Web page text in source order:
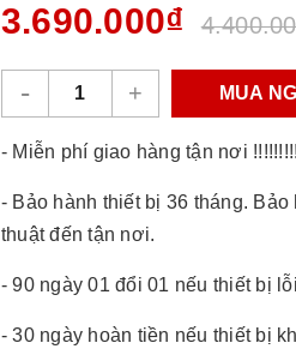
3.690.000₫
- + MUA
- Miễn phí giao hàng tận nơi
- Bảo hành thiết bị 36 tháng.
thuật đến tận nơi.
- 90 ngày 01 đổi 01 nếu thiết bị
- 30 ngày hoàn tiền nếu thiết bị